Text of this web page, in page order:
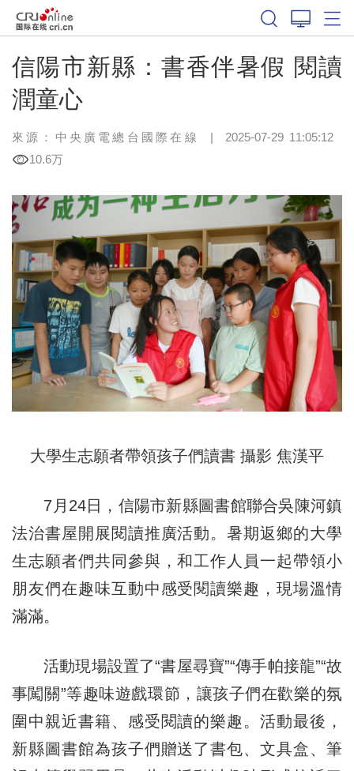
信陽市新縣：書香伴暑假 閱讀
潤童心
來源：中央廣電總台國際在線 | 2025-07-29 11:05:12
10.6万
大學生志願者帶領孩子們讀書 攝影 焦漢平
7月24日，信陽市新縣圖書館聯合吳陳河鎮
法治書屋開展閱讀推廣活動。暑期返鄉的大學
生志願者們共同參與，和工作人員一起帶領小
朋友們在趣味互動中感受閱讀樂趣，現場溫情
滿滿。
活動現場設置了“書屋尋寶”“傳手帕接龍”“故
事闖關”等趣味遊戲環節，讓孩子們在歡樂的氛
圍中親近書籍、感受閱讀的樂趣。活動最後，
新縣圖書館為孩子們贈送了書包、文具盒、筆